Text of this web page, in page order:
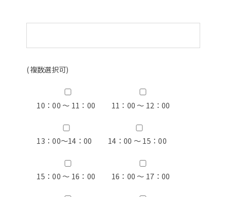
(複数選択可)
10：00 ～ 11：00 11：00 ～ 12：00
13：00〜14：00 14：00 ～ 15：00
15：00 ～ 16：00 16：00 ～ 17：00